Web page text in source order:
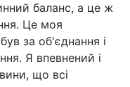
баланс, а це ж
Це моя
за об'єднання і
Я впевнений і
що всі